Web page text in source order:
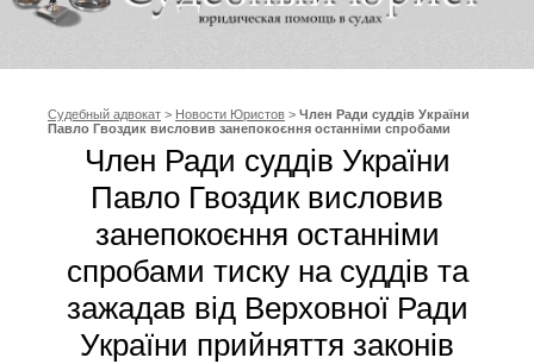
Судебный адвокат > Новости Юристов > Член Ради суддів України
Павло Гвоздик висловив занепокоєння останніми спробами
законівЧлен Ради суддів України
Павло Гвоздик висловив
занепокоєння останніми
спробами тиску на суддів та
зажадав від Верховної Ради
України прийняття законів